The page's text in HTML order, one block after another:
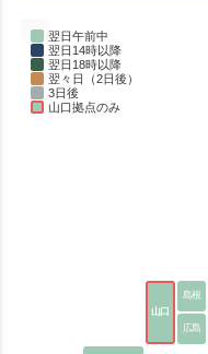
翌日午前中
翌日14時以降
翌日18時以降
翌々日（2日後）
3日後
山口拠点のみ
山口
島根
広島